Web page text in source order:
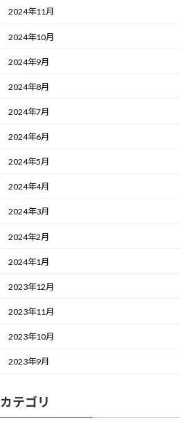
2024年11月
2024年10月
2024年9月
2024年8月
2024年7月
2024年6月
2024年5月
2024年4月
2024年3月
2024年2月
2024年1月
2023年12月
2023年11月
2023年10月
2023年9月
カテゴリ